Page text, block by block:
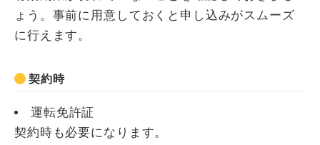
ょう。事前に用意しておくと申し込みがスムーズ
に行えます。
契約時
運転免許証
契約時も必要になります。